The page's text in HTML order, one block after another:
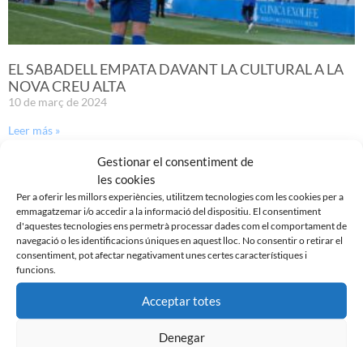
Gestionar el consentiment de
les cookies
Per a oferir les millors experiències, utilitzem tecnologies com les cookies per a
emmagatzemar i/o accedir a la informació del dispositiu. El consentiment
d'aquestes tecnologies ens permetrà processar dades com el comportament de
navegació o les identificacions úniques en aquest lloc. No consentir o retirar el
consentiment, pot afectar negativament unes certes característiques i
funcions.
Acceptar totes
Denegar
EL SABADELL EMPATA DAVANT LA CULTURAL A LA
NOVA CREU ALTA
10 de març de 2024
Leer más »